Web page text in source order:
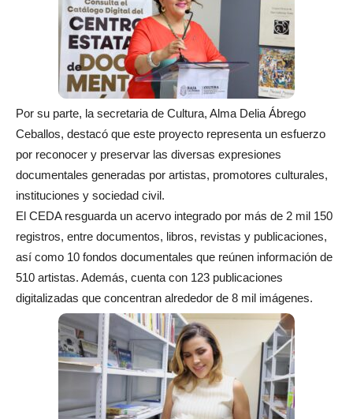
Por su parte, la secretaria de Cultura, Alma Delia Ábrego
Ceballos, destacó que este proyecto representa un esfuerzo
por reconocer y preservar las diversas expresiones
documentales generadas por artistas, promotores culturales,
instituciones y sociedad civil.
El CEDA resguarda un acervo integrado por más de 2 mil 150
registros, entre documentos, libros, revistas y publicaciones,
así como 10 fondos documentales que reúnen información de
510 artistas. Además, cuenta con 123 publicaciones
digitalizadas que concentran alrededor de 8 mil imágenes.